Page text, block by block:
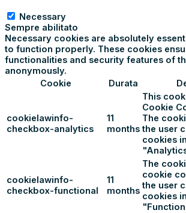
Necessary
Sempre abilitato
Necessary cookies are absolutely
to function properly. These cookies
functionalities and security features of
anonymously.
Cookie
Durata
cookielawinfo-
checkbox-analytics
11
months
This
Cookie
The
the user
cookies
cookielawinfo-
checkbox-functional
11
months
The
cookie
the user
cookies